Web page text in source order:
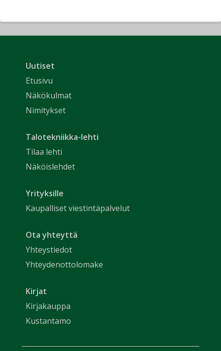
Uutiset
Etusivu
Näkökulmat
Nimitykset
Talotekniikka-lehti
Tilaa lehti
Näköislehdet
Yrityksille
Kaupalliset viestintäpalvelut
Ota yhteyttä
Yhteystiedot
Yhteydenottolomake
Kirjat
Kirjakauppa
Kustantamo